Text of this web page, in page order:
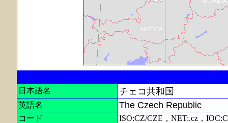
日本語名 チェコ共和国
英語名 The Czech Republic
コード ISO:CZ/CZE，NET:.cz，